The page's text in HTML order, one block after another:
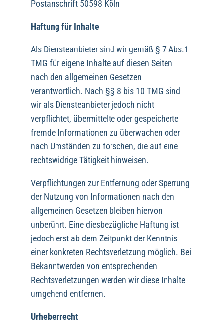
Postanschrift 50598 Köln
Haftung für Inhalte
Als Diensteanbieter sind wir gemäß § 7 Abs.1
TMG für eigene Inhalte auf diesen Seiten
nach den allgemeinen Gesetzen
verantwortlich. Nach §§ 8 bis 10 TMG sind
wir als Diensteanbieter jedoch nicht
verpflichtet, übermittelte oder gespeicherte
fremde Informationen zu überwachen oder
nach Umständen zu forschen, die auf eine
rechtswidrige Tätigkeit hinweisen.
Verpflichtungen zur Entfernung oder Sperrung
der Nutzung von Informationen nach den
allgemeinen Gesetzen bleiben hiervon
unberührt. Eine diesbezügliche Haftung ist
jedoch erst ab dem Zeitpunkt der Kenntnis
einer konkreten Rechtsverletzung möglich. Bei
Bekanntwerden von entsprechenden
Rechtsverletzungen werden wir diese Inhalte
umgehend entfernen.
Urheberrecht